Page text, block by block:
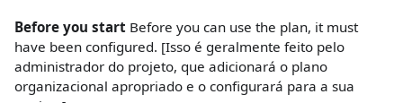
Before you start Before you can use the plan, it must
have been configured. [Isso é geralmente feito pelo
administrador do projeto, que adicionará o plano
organizacional apropriado e o configurará para a sua